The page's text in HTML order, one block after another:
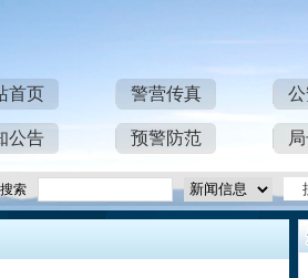
首页 警营传真
公告 预警防范
索